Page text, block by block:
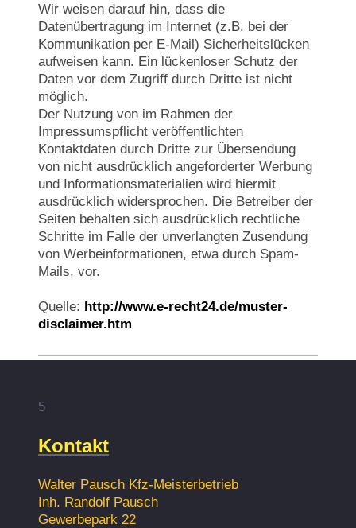
Wir weisen darauf hin, dass die
Datenübertragung im Internet (z.B. bei der
Kommunikation per E-Mail) Sicherheitslücken
aufweisen kann. Ein lückenloser Schutz der
Daten vor dem Zugriff durch Dritte ist nicht
möglich.
Der Nutzung von im Rahmen der
Impressumspflicht veröffentlichten
Kontaktdaten durch Dritte zur Übersendung
von nicht ausdrücklich angeforderter Werbung
und Informationsmaterialien wird hiermit
ausdrücklich widersprochen. Die Betreiber der
Seiten behalten sich ausdrücklich rechtliche
Schritte im Falle der unverlangten Zusendung
von Werbeinformationen, etwa durch Spam-
Mails, vor.
Quelle: http://www.e-recht24.de/muster-
disclaimer.htm
5
Kontakt
Walter Pausch Kfz-Meisterbetrieb
Inh. Randolf Pausch
Gewerbepark 22